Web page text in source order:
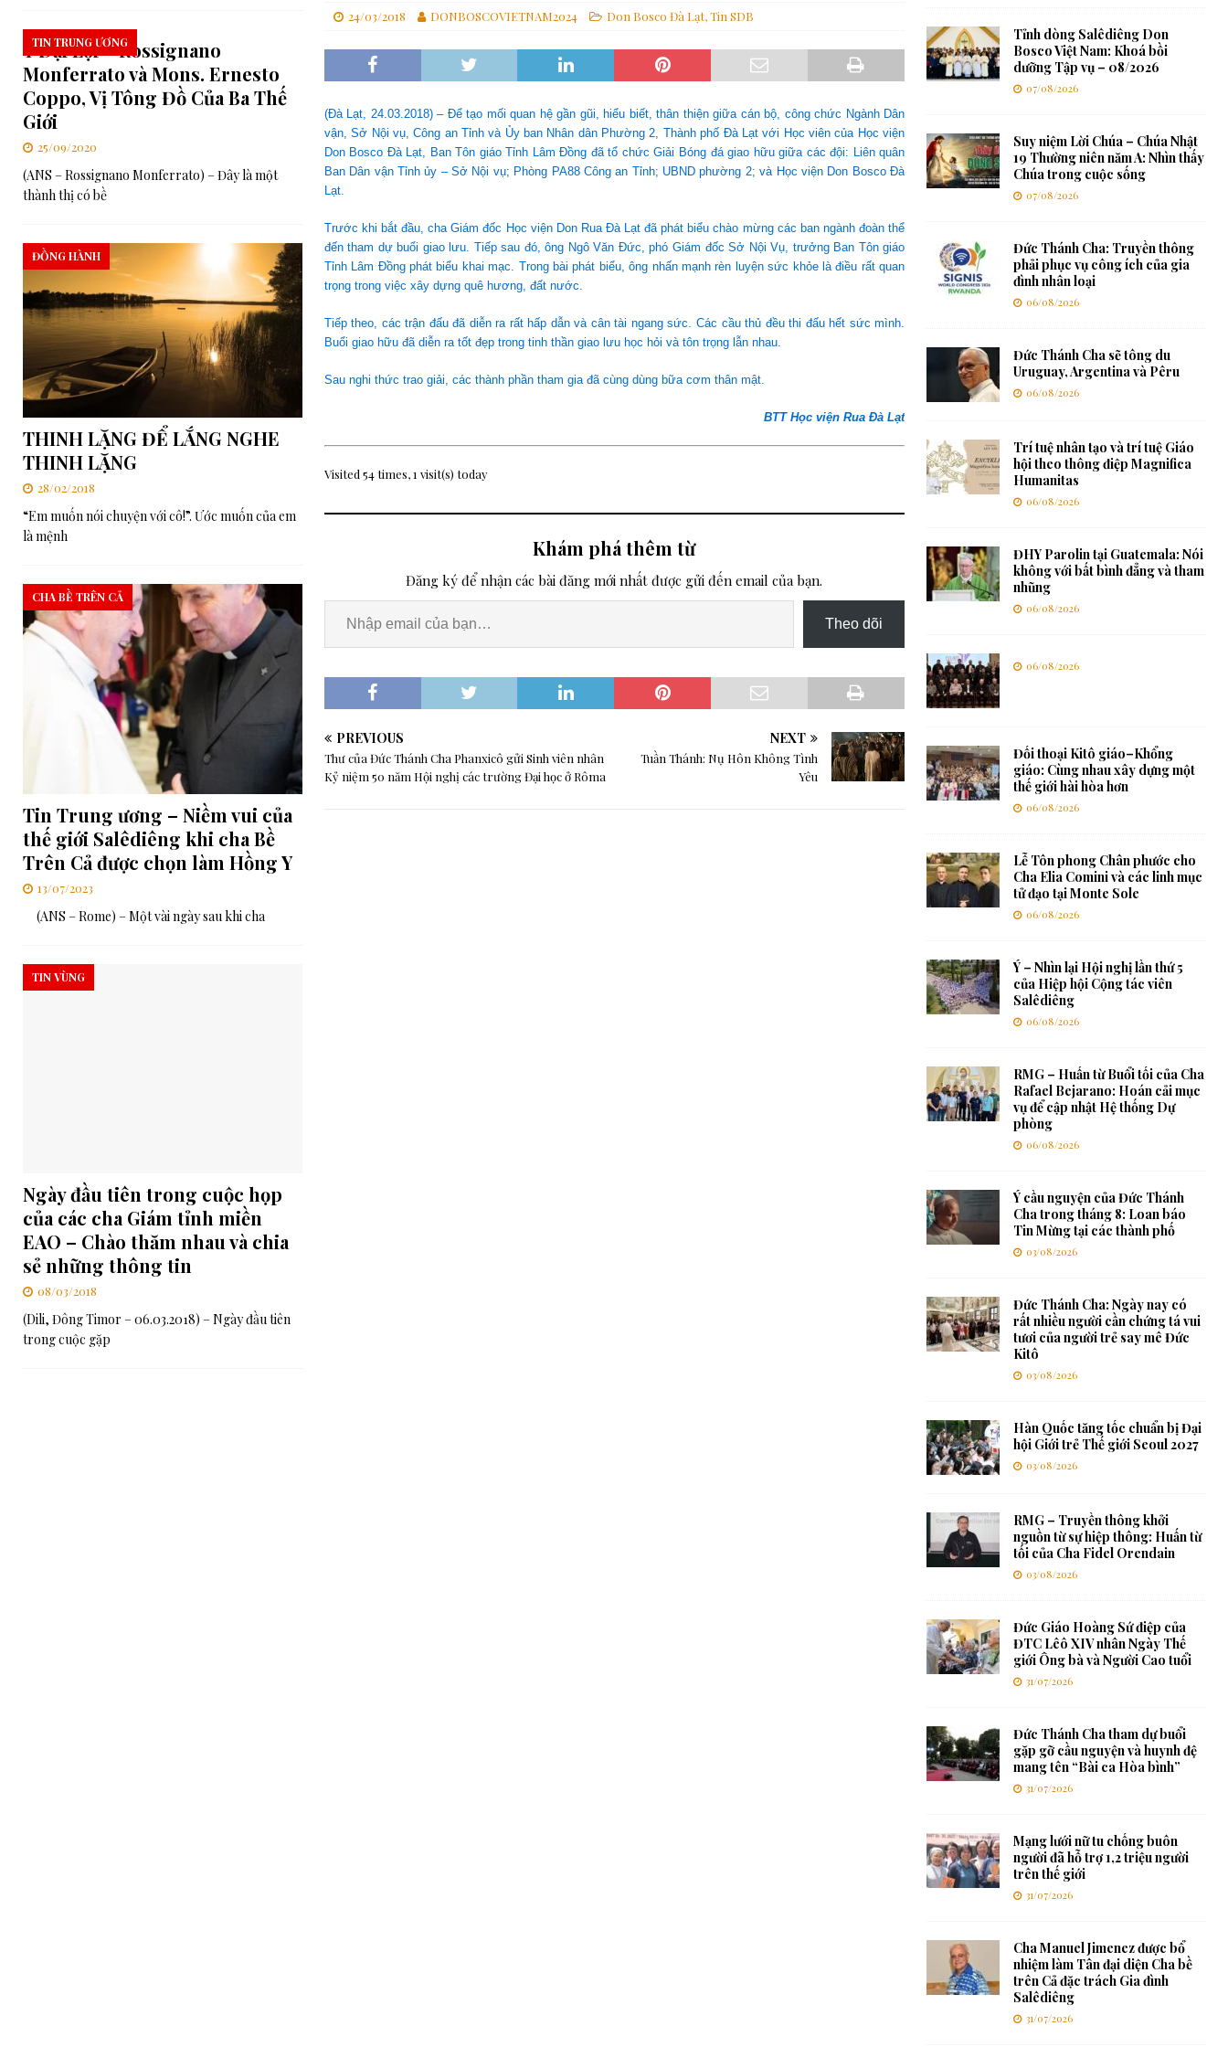
Đối thoại Kitô giáo–Khổng giáo: Cùng nhau xây dựng một thế giới hài hòa hơn GIÁO HỘI
[ 06/08/2026 ] Lễ Tôn phong Chân phước cho Cha Elia Comini và các linh mục tử đạo tại Monte Sole TIN SDB
[ 07/08/2026 ] RMG – Công Báo Ban Tổng Cố Vấn Số 448: Những Gợi Ý Của Cha Bề Trên Cả Về Việc “Suy Nghĩ Theo Thánh ý Của Thiên
24/03/2018 DONBOSCOVIETNAM2024 Don Bosco Đà Lạt,Tin SDB
(Đà Lạt, 24.03.2018) – Để tạo mối quan hệ gần gũi, hiểu biết, thân thiện giữa cán bộ, công chức Ngành Dân
vận, Sở Nội vụ, Công an Tỉnh và Ủy ban Nhân dân Phường 2, Thành phố Đà Lạt với Học viên của Học viện
Don Bosco Đà Lạt, Ban Tôn giáo Tỉnh Lâm Đồng đã tổ chức Giải Bóng đá giao hữu giữa các đội: Liên quân
Ban Dân vận Tỉnh ủy – Sở Nội vụ; Phòng PA88 Công an Tỉnh; UBND phường 2; và Học viện Don Bosco Đà
Lạt.
Trước khi bắt đầu, cha Giám đốc Học viện Don Rua Đà Lạt đã phát biểu chào mừng các ban ngành đoàn thể
đến tham dự buổi giao lưu. Tiếp sau đó, ông Ngô Văn Đức, phó Giám đốc Sở Nội Vụ, trưởng Ban Tôn giáo
Tỉnh Lâm Đồng phát biểu khai mạc. Trong bài phát biểu, ông nhấn mạnh rèn luyện sức khỏe là điều rất quan
trọng trong việc xây dựng quê hương, đất nước.
Tiếp theo, các trận đấu đã diễn ra rất hấp dẫn và cân tài ngang sức. Các cầu thủ đều thi đấu hết sức mình.
Buổi giao hữu đã diễn ra tốt đẹp trong tinh thần giao lưu học hỏi và tôn trọng lẫn nhau.
Sau nghi thức trao giải, các thành phần tham gia đã cùng dùng bữa cơm thân mật.
BTT Học viện Rua Đà Lạt
Visited 54 times, 1 visit(s) today
Khám phá thêm từ
Đăng ký để nhận các bài đăng mới nhất được gửi đến email của bạn.
Theo dõi
PREVIOUS
Thư của Đức Thánh Cha Phanxicô gửi Sinh viên nhân
Kỷ niệm 50 năm Hội nghị các trường Đại học ở Rôma
NEXT
Tuần Thánh: Nụ Hôn Không Tình
Yêu
Ý Đại Lợi – Rossignano
Monferrato và Mons. Ernesto
Coppo, Vị Tông Đồ Của Ba Thế
Giới
TIN TRUNG ƯƠNG
25/09/2020
(ANS – Rossignano Monferrato) – Đây là một
thành thị có bề
THINH LẶNG ĐỂ LẮNG NGHE
THINH LẶNG
ĐỒNG HÀNH
28/02/2018
“Em muốn nói chuyện với cô!”. Ước muốn của em
là mệnh
Tin Trung ương – Niềm vui của
thế giới Salêdiêng khi cha Bề
Trên Cả được chọn làm Hồng Y
CHA BỀ TRÊN CẢ
13/07/2023
(ANS – Rome) – Một vài ngày sau khi cha
Ngày đầu tiên trong cuộc họp
của các cha Giám tỉnh miền
EAO – Chào thăm nhau và chia
sẻ những thông tin
TIN VÙNG
08/03/2018
(Dili, Đông Timor – 06.03.2018) – Ngày đầu tiên
trong cuộc gặp
Tỉnh dòng Salêdiêng Don
Bosco Việt Nam: Khoá bồi
dưỡng Tập vụ – 08/2026
07/08/2026
Suy niệm Lời Chúa – Chúa Nhật
19 Thường niên năm A: Nhìn thấy
Chúa trong cuộc sống
07/08/2026
Đức Thánh Cha: Truyền thông
phải phục vụ công ích của gia
đình nhân loại
06/08/2026
Đức Thánh Cha sẽ tông du
Uruguay, Argentina và Pêru
06/08/2026
Trí tuệ nhân tạo và trí tuệ Giáo
hội theo thông điệp Magnifica
Humanitas
06/08/2026
ĐHY Parolin tại Guatemala: Nói
không với bất bình đẳng và tham
nhũng
06/08/2026
06/08/2026
Đối thoại Kitô giáo–Khổng
giáo: Cùng nhau xây dựng một
thế giới hài hòa hơn
06/08/2026
Lễ Tôn phong Chân phước cho
Cha Elia Comini và các linh mục
tử đạo tại Monte Sole
06/08/2026
Ý – Nhìn lại Hội nghị lần thứ 5
của Hiệp hội Cộng tác viên
Salêdiêng
06/08/2026
RMG – Huấn từ Buổi tối của Cha
Rafael Bejarano: Hoán cải mục
vụ để cập nhật Hệ thống Dự
phòng
06/08/2026
Ý cầu nguyện của Đức Thánh
Cha trong tháng 8: Loan báo
Tin Mừng tại các thành phố
03/08/2026
Đức Thánh Cha: Ngày nay có
rất nhiều người cần chứng tá vui
tươi của người trẻ say mê Đức
Kitô
03/08/2026
Hàn Quốc tăng tốc chuẩn bị Đại
hội Giới trẻ Thế giới Seoul 2027
03/08/2026
RMG – Truyền thông khởi
nguồn từ sự hiệp thông: Huấn từ
tối của Cha Fidel Orendain
03/08/2026
Đức Giáo Hoàng Sứ điệp của
ĐTC Lêô XIV nhân Ngày Thế
giới Ông bà và Người Cao tuổi
31/07/2026
Đức Thánh Cha tham dự buổi
gặp gỡ cầu nguyện và huynh đệ
mang tên “Bài ca Hòa bình”
31/07/2026
Mạng lưới nữ tu chống buôn
người đã hỗ trợ 1,2 triệu người
trên thế giới
31/07/2026
Cha Manuel Jimenez được bổ
nhiệm làm Tân đại diện Cha bề
trên Cả đặc trách Gia đình
Salêdiêng
31/07/2026